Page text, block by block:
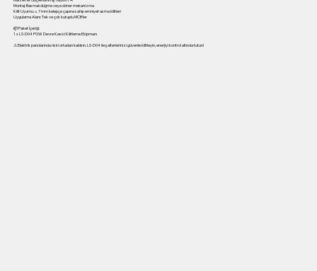
Montaj: Basmalı düğme veya döner mekanizma
Kilit Uyumu: ≤ 7 mm kelepçe çapına sahip emniyet asma kilitleri
Uygulama Alanı: Tek ve çok kutuplu MCB’ler
📦 Paket İçeriği:
1 x LS-D04 POW Devre Kesici Kilitleme Ekipmanı
⚠ Elektrik panolarında riski ortadan kaldırın. LS-D04 ile şalterlerinizi güvenle kilitleyin, enerjiyi kontrol altında tutun!